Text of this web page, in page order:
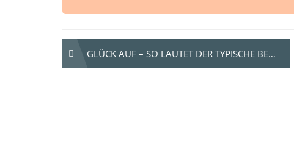
Beitrags-
Navigation
GLÜCK AUF – SO LAUTET DER TYPISCHE BERGMANNSGRUSS IM ERZGEBIRGE….